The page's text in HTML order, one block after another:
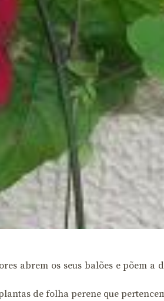
abrem os seus balões e põem a
de folha perene que